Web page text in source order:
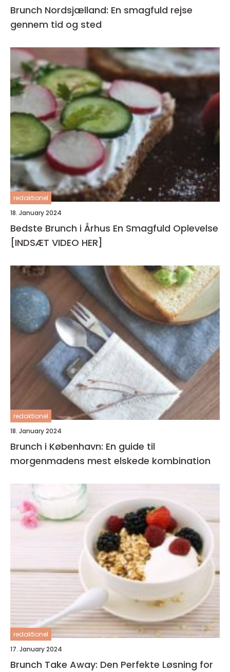
Brunch Nordsjælland: En smagfuld rejse
gennem tid og sted
redaktionel
18. January 2024
Bedste Brunch i Århus En Smagfuld Oplevelse
[INDSÆT VIDEO HER]
redaktionel
18. January 2024
Brunch i København: En guide til
morgenmadens mest elskede kombination
redaktionel
17. January 2024
Brunch Take Away: Den Perfekte Løsning for